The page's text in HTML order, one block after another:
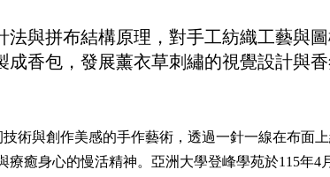
法與拼布結構原理，對手工紡織工藝與
成香包，發展薰衣草刺繡的視覺設計與
術與創作美感的手作藝術，透過一針一線在布面
療癒身心的慢活精神。亞洲大學登峰學苑於115年4